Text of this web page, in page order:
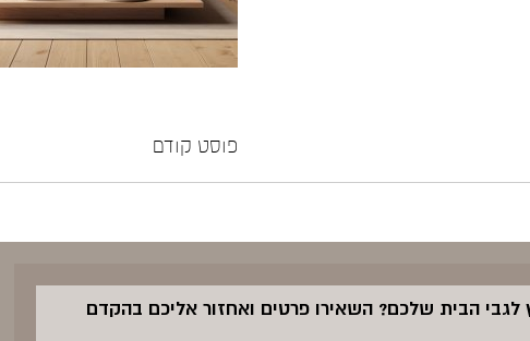
פוסט קודם
לגבי הבית שלכם? השאירו פרטים ואחזור אליכם בהקדם